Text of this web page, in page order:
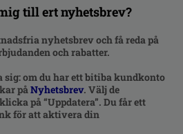
till ert nyhetsbrev?
nyhetsbrev och få reda på
och rabatter.
sig: om du har ett bitiba kundkonto
påNyhetsbrev. Välj de
på “Uppdatera”. Du får ett
för att aktivera din